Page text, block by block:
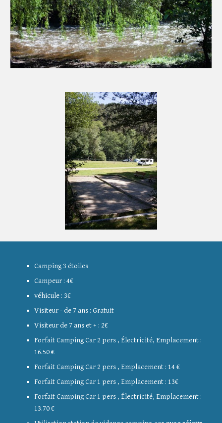
Camping 3 étoiles
Campeur : 4€
véhicule : 3€
Visiteur - de 7 ans : Gratuit
Visiteur de 7 ans et + : 2€
Forfait Camping Car 2 pers , Électricité, Emplacement :
16.50€
Forfait Camping Car 2 pers , Emplacement : 14 €
Forfait Camping Car 1 pers , Emplacement : 13€
Forfait Camping Car 1 pers , Électricité, Emplacement :
13.70 €